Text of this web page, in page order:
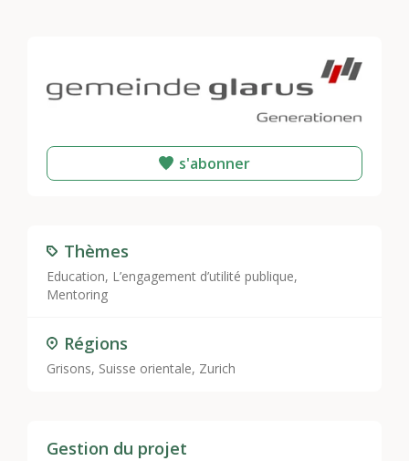
s'abonner
Thèmes
Education, L’engagement d’utilité publique,
Mentoring
Régions
Grisons, Suisse orientale, Zurich
Gestion du projet